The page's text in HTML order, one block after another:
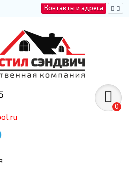
Контакты и адреса
0